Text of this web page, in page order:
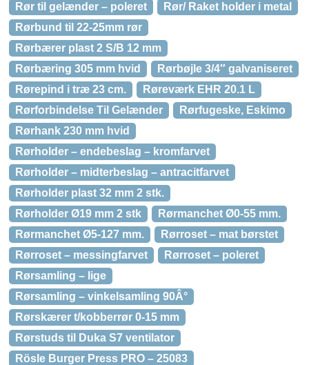
Rør til gelænder – poleret
Rør/ Raket holder i metal
Rørbund til 22-25mm rør
Rørbærer plast 2 S/B 12 mm
Rørbæring 305 mm hvid
Rørbøjle 3/4″ galvaniseret
Rørepind i træ 23 cm.
Røreværk EHR 20.1 L
Rørforbindelse Til Gelænder
Rørfugeske, Eskimo
Rørhank 230 mm hvid
Rørholder – endebeslag – kromfarvet
Rørholder – midterbeslag – antracitfarvet
Rørholder plast 32 mm 2 stk.
Rørholder Ø19 mm 2 stk
Rørmanchet Ø0-55 mm.
Rørmanchet Ø5-127 mm.
Rørroset – mat børstet
Rørroset – messingfarvet
Rørroset – poleret
Rørsamling – lige
Rørsamling – vinkelsamling 90Â°
Rørskærer t/kobberrør 0-15 mm
Rørstuds til Duka S7 ventilator
Rösle Burger Press PRO – 25083